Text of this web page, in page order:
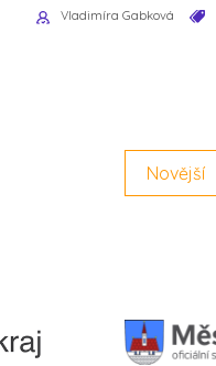
Vladimíra Gabková
Novější